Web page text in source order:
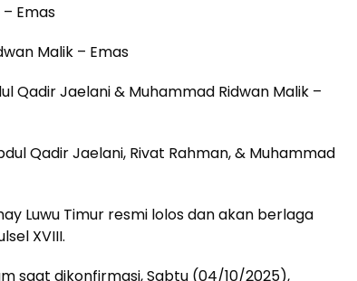
Emas
Malik – Emas
Qadir Jaelani & Muhammad Ridwan Malik –
Qadir Jaelani, Rivat Rahman, & Muhammad
Luwu Timur resmi lolos dan akan berlaga
XVIII.
saat dikonfirmasi, Sabtu (04/10/2025),